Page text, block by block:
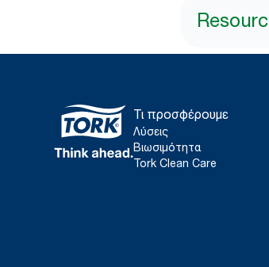
Τι προσφέρουμε
Λύσεις
Βιωσιμότητα
Tork Clean Care